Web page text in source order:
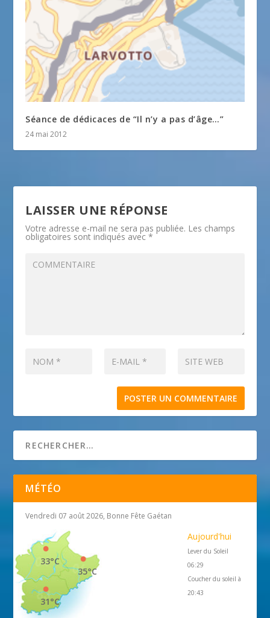
Séance de dédicaces de “Il n’y a pas d’âge…”
24 mai 2012
LAISSER UNE RÉPONSE
Votre adresse e-mail ne sera pas publiée. Les champs
obligatoires sont indiqués avec*
MÉTÉO
Vendredi 07 août 2026, Bonne Fête Gaétan
35°C
33°C
31°C
Aujourd'hui
Lever du Soleil
06:29
Coucher du soleil à
20:43